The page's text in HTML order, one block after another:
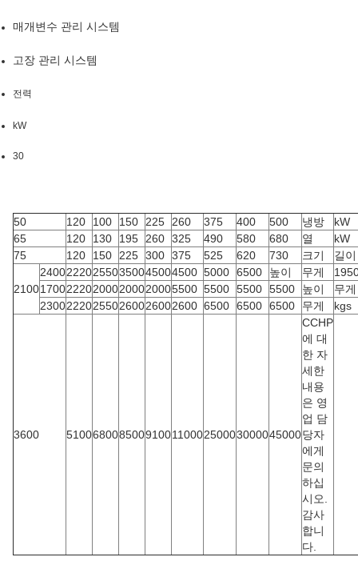
매개변수 관리 시스템
고장 관리 시스템
전력
kW
30
50 120 100 150 225 260 375 400 500 냉방
kW
65
120 130 195 260 325 490 580 680 열
kW
75
120 150 225 300 375 525 620 730 크기 길이
2100
240022202550350045004500 5000 6500 높이 무게
170022202000200020005500 5500 5500 5500 높이
무게
230022202550260026002600 6500 6500 6500 무게 kgs
3600 510068008500910011000250003000045000
CCHP
에 대
한 자
세한
내용
은 영
업 담
당자
에게
문의
하십
시오.
감사
합니
다.